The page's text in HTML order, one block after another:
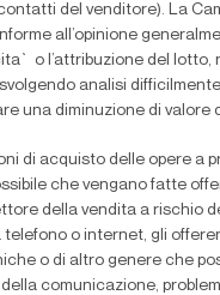
del venditore). La
all’opinione
o l’attribuzione del
analisi diffi
una diminuzione di valore
di acquisto delle opere a
che vengano fatte
della vendita a rischio
o internet, gli
o di altro genere che
comunicazione,